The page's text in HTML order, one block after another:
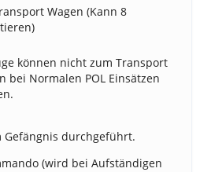
Wagen (Kann 8
können nicht zum Transport
bei Normalen POL Einsätzen
durchgeführt.
(wird bei Aufständigen